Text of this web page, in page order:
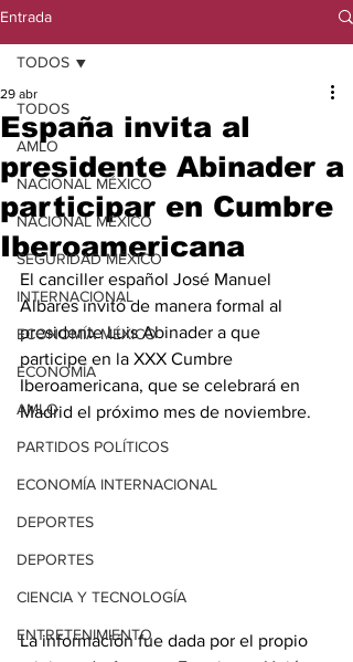
Entrada
TODOS
AMLO
NACIONAL MÉXICO
NACIONAL MÉXICO
SEGURIDAD MÉXICO
INTERNACIONAL
ECONOMÍA MÉXICO
ECONOMÍA
AMLO
PARTIDOS POLÍTICOS
ECONOMÍA INTERNACIONAL
DEPORTES
DEPORTES
CIENCIA Y TECNOLOGÍA
ENTRETENIMIENTO
TODOS
España invita al
presidente Abinader a
participar en Cumbre
Iberoamericana
29 abr
El canciller español José Manuel
Albares invitó de manera formal al
presidente Luis Abinader a que
participe en la XXX Cumbre
Iberoamericana, que se celebrará en
Madrid el próximo mes de noviembre.
La información fue dada por el propio